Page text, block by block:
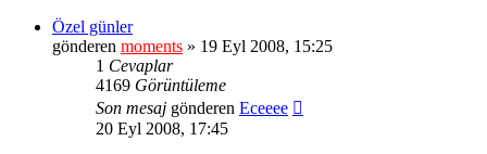
Özel günler
gönderen moments » 19 Eyl 2008, 15:25
1 Cevaplar
4169 Görüntüleme
Son mesaj gönderen Eceeee
20 Eyl 2008, 17:45